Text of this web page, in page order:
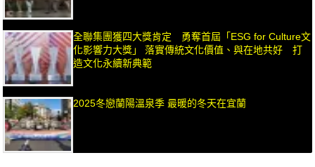
全聯集團獲四大獎肯定 勇奪首屆「ESG for Culture文
化影響力大獎」 落實傳統文化價值、與在地共好 打
造文化永續新典範
2025冬戀蘭陽溫泉季 最暖的冬天在宜蘭